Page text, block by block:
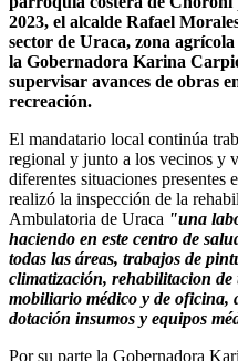
2023, el alcalde Rafael
sector de Uraca, zona
la Gobernadora Karina
supervisar avances de obras
recreación.
El mandatario local continúa
regional y junto a los vecinos y
diferentes situaciones presentes
realizó la inspección de la
Ambulatoria de Uraca "una
haciendo en este centro de
todas las áreas, trabajos de
climatización, rehabilitacion de
mobiliario médico y de oficina,
dotación insumos y equipos
Por su parte la Gobernadora